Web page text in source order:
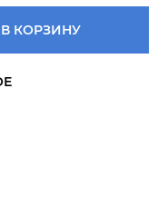
В КОРЗИНУ